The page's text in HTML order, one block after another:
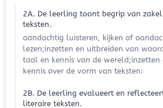
2A. De leerling toont begrip van
teksten.
aandachtig luisteren, kijken of
lezen;inzetten en uitbreiden van
taal en kennis van de wereld;inzetten
kennis over de vorm van teksten:
2B. De leerling evalueert en
literaire teksten.